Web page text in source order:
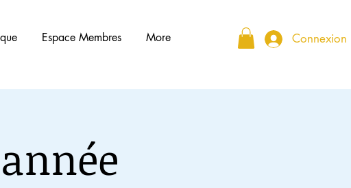
Espace Membres More Connexion